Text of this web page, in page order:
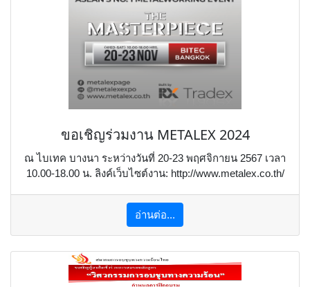
ขอเชิญร่วมงาน METALEX 2024
ณ ไบเทค บางนา ระหว่างวันที่ 20-23 พฤศจิกายน 2567 เวลา
10.00-18.00 น. ลิงค์เว็บไซต์งาน: http://www.metalex.co.th/
อ่านต่อ...